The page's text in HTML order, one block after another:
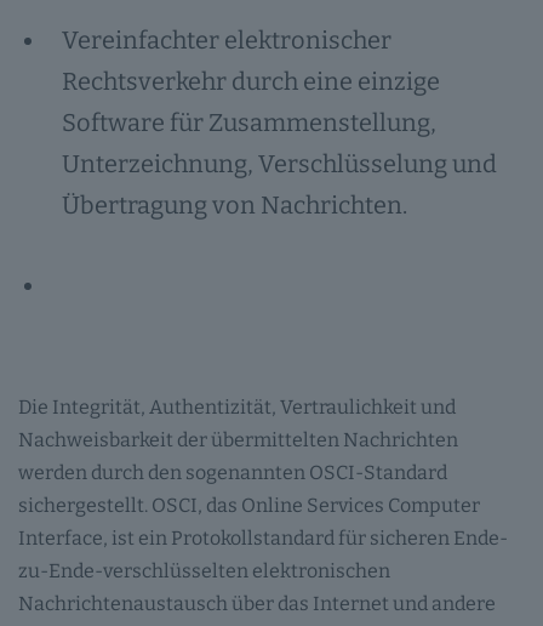
Vereinfachter elektronischer
Rechtsverkehr durch eine einzige
Software für Zusammenstellung,
Unterzeichnung, Verschlüsselung und
Übertragung von Nachrichten.
Die Integrität, Authentizität, Vertraulichkeit und
Nachweisbarkeit der übermittelten Nachrichten
werden durch den sogenannten OSCI-Standard
sichergestellt. OSCI, das Online Services Computer
Interface, ist ein Protokollstandard für sicheren Ende-
zu-Ende-verschlüsselten elektronischen
Nachrichtenaustausch über das Internet und andere